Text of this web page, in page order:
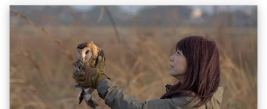
車三年多，對於在網路上被讚爆，她低調表示：「那
沒什麼，每次看到都會做」。